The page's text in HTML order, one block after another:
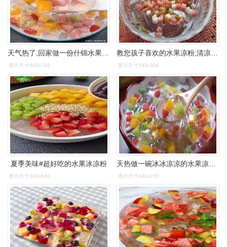
图片尺寸640x745 图片尺寸593x396
夏季美味#超好吃的水果冰凉粉
图片尺寸360x640 图片尺寸480x270